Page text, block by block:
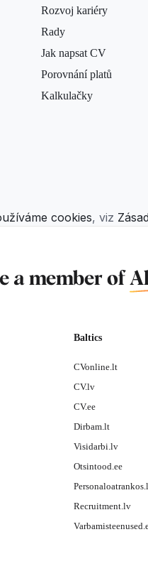
Rozvoj kariéry
Rady
Jak napsat CV
Porovnání platů
Kalkulačky
cookies, viz
a member of
Baltics
CVonline.lt
CV.lv
CV.ee
Dirbam.lt
Visidarbi.lv
Otsintood.ee
Recruitment.lv